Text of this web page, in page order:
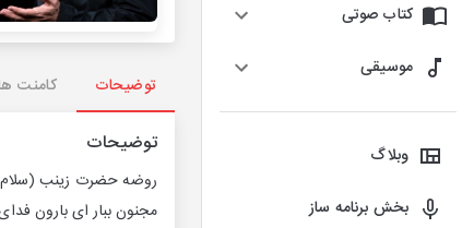
کتاب صوتی
موسیقی
وبلاگ
بخش برنامه ساز
توضیحات کامنت
توضیحات
روضه حضرت زینب (سلام
مجنون ببار ای بارون